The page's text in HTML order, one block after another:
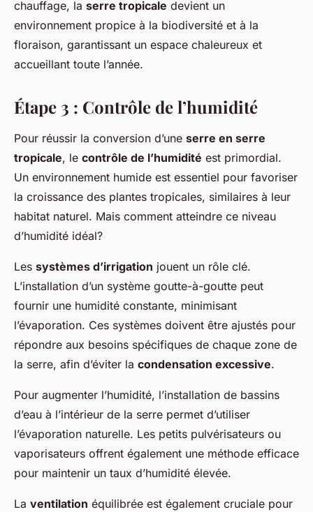
chauffage, la serre tropicale devient un
environnement propice à la biodiversité et à la
floraison, garantissant un espace chaleureux et
accueillant toute l’année.
Étape 3 : Contrôle de l’humidité
Pour réussir la conversion d’une serre en serre
tropicale, le contrôle de l’humidité est primordial.
Un environnement humide est essentiel pour favoriser
la croissance des plantes tropicales, similaires à leur
habitat naturel. Mais comment atteindre ce niveau
d’humidité idéal?
Les systèmes d’irrigation jouent un rôle clé.
L’installation d’un système goutte-à-goutte peut
fournir une humidité constante, minimisant
l’évaporation. Ces systèmes doivent être ajustés pour
répondre aux besoins spécifiques de chaque zone de
la serre, afin d’éviter la condensation excessive.
Pour augmenter l’humidité, l’installation de bassins
d’eau à l’intérieur de la serre permet d’utiliser
l’évaporation naturelle. Les petits pulvérisateurs ou
vaporisateurs offrent également une méthode efficace
pour maintenir un taux d’humidité élevée.
La ventilation équilibrée est également cruciale pour